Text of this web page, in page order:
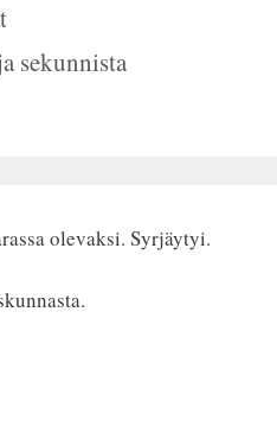
sekunnista
olevaksi. Syrjäytyi.